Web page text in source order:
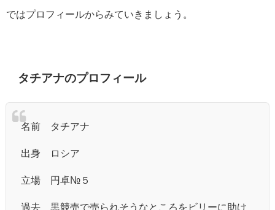
ではプロフィールからみていきましょう。
タチアナのプロフィール
名前 タチアナ
出身 ロシア
立場 円卓№５
過去 黒競売で売られそうなところをビリーに助け